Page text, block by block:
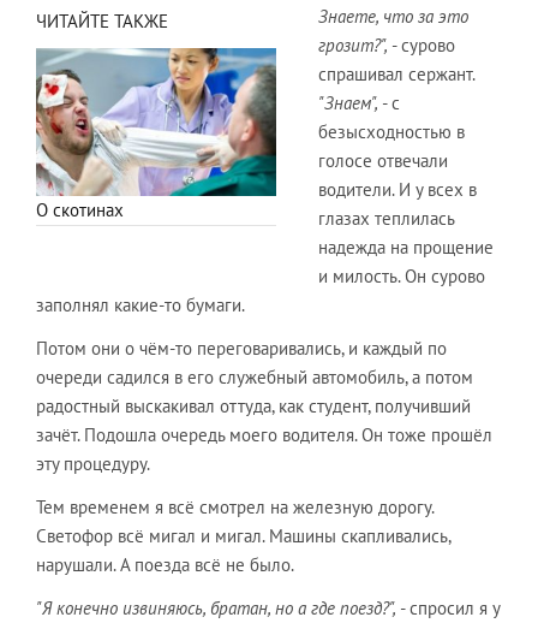
ЧИТАЙТЕ ТАКЖЕ
О скотинах
Знаете, что за это
грозит?", - сурово
спрашивал сержант.
"Знаем", - с
безысходностью в
голосе отвечали
водители. И у всех в
глазах теплилась
надежда на прощение
и милость. Он сурово
заполнял какие-то бумаги.
Потом они о чём-то переговаривались, и каждый по
очереди садился в его служебный автомобиль, а потом
радостный выскакивал оттуда, как студент, получивший
зачёт. Подошла очередь моего водителя. Он тоже прошёл
эту процедуру.
Тем временем я всё смотрел на железную дорогу.
Светофор всё мигал и мигал. Машины скапливались,
нарушали. А поезда всё не было.
"Я конечно извиняюсь, братан, но а где поезд?", - спросил я у